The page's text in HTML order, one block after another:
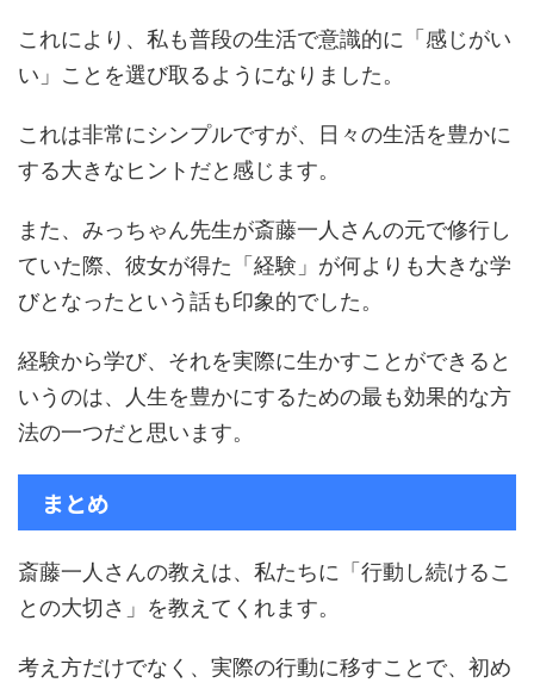
これにより、私も普段の生活で意識的に「感じがい
い」ことを選び取るようになりました。
これは非常にシンプルですが、日々の生活を豊かに
する大きなヒントだと感じます。
また、みっちゃん先生が斎藤一人さんの元で修行し
ていた際、彼女が得た「経験」が何よりも大きな学
びとなったという話も印象的でした。
経験から学び、それを実際に生かすことができると
いうのは、人生を豊かにするための最も効果的な方
法の一つだと思います。
まとめ
斎藤一人さんの教えは、私たちに「行動し続けるこ
との大切さ」を教えてくれます。
考え方だけでなく、実際の行動に移すことで、初め